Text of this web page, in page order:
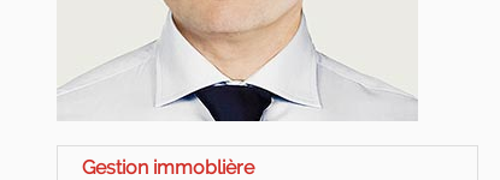
Gestion immoblière